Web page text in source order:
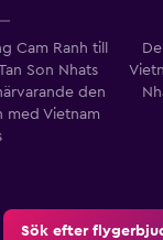
Cam Ranh till
Son Nhats
den
med Vietnam
Sök efter